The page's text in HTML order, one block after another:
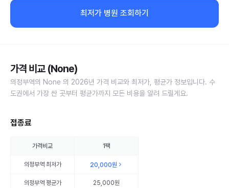
최저가 병원 조회하기
가격 비교 (None)
의정부역의 None 의 2026년 가격 비교와 최저가, 평균가 정보입니다. 수
도권에서 가장 싼 곳부터 평균가까지 모든 비용을 알려 드릴게요.
접종료
가격비교 1팩
의정부역최저가 20,000원
의정부역평균가 25,000원